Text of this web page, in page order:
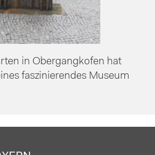
in Obergangkofen hat
faszinierendes Museum